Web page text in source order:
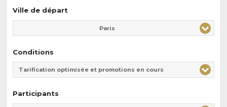
Ville de départ
Paris
Conditions
Tarification optimisée et promotions en cours
Participants